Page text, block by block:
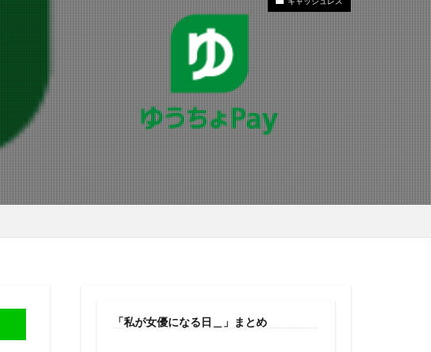
「私が女優になる日＿」まとめ